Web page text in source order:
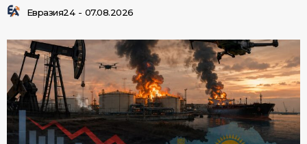
Евразия24 - 07.08.2026